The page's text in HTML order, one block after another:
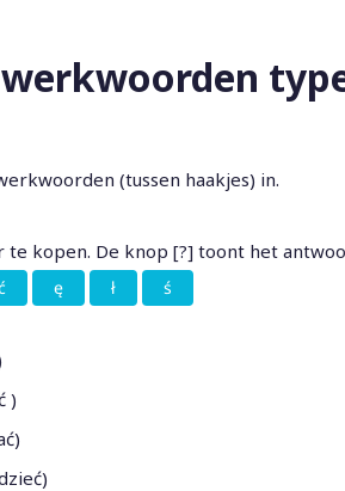
(tussen haakjes) in.
kopen. De knop [?] toont het
ę ł ś
)